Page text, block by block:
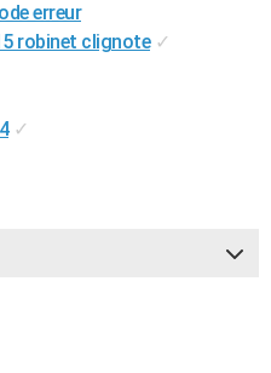
erreur
robinet clignote ✓
✓